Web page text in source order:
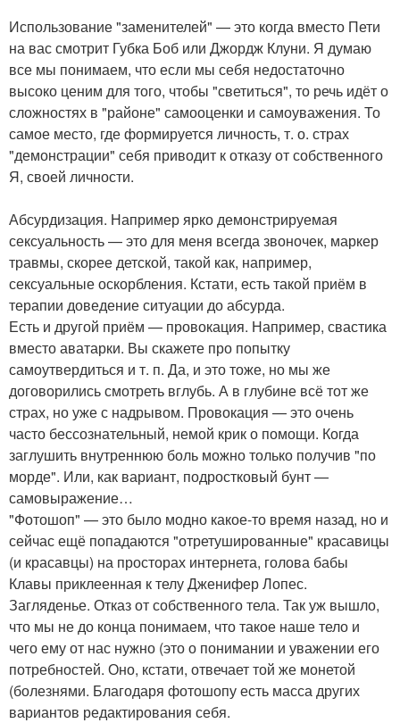
Использование "заменителей" — это когда вместо Пети
на вас смотрит Губка Боб или Джордж Клуни. Я думаю
все мы понимаем, что если мы себя недостаточно
высоко ценим для того, чтобы "светиться", то речь идёт о
сложностях в "районе" самооценки и самоуважения. То
самое место, где формируется личность, т. о. страх
"демонстрации" себя приводит к отказу от собственного
Я, своей личности.
Абсурдизация. Например ярко демонстрируемая
сексуальность — это для меня всегда звоночек, маркер
травмы, скорее детской, такой как, например,
сексуальные оскорбления. Кстати, есть такой приём в
терапии доведение ситуации до абсурда.
Есть и другой приём — провокация. Например, свастика
вместо аватарки. Вы скажете про попытку
самоутвердиться и т. п. Да, и это тоже, но мы же
договорились смотреть вглубь. А в глубине всё тот же
страх, но уже с надрывом. Провокация — это очень
часто бессознательный, немой крик о помощи. Когда
заглушить внутреннюю боль можно только получив "по
морде". Или, как вариант, подростковый бунт —
самовыражение…
"Фотошоп" — это было модно какое-то время назад, но и
сейчас ещё попадаются "отретушированные" красавицы
(и красавцы) на просторах интернета, голова бабы
Клавы приклеенная к телу Дженифер Лопес.
Загляденье. Отказ от собственного тела. Так уж вышло,
что мы не до конца понимаем, что такое наше тело и
чего ему от нас нужно (это о понимании и уважении его
потребностей. Оно, кстати, отвечает той же монетой
(болезнями. Благодаря фотошопу есть масса других
вариантов редактирования себя.